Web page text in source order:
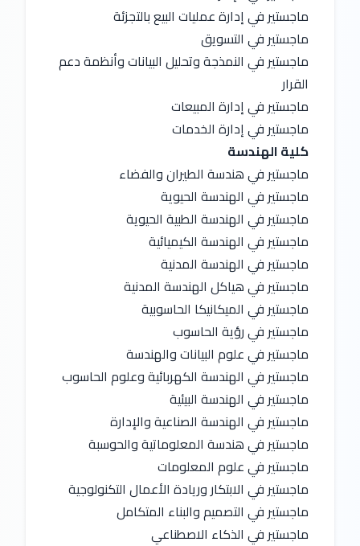
ماجستير في إدارة عمليات البيع بالتجزئة
ماجستير في التسويق
القرار
ماجستير في إدارة المبيعات
ماجستير في إدارة الخدمات
كلية الهندسة
ماجستير في هندسة الطيران والفضاء
ماجستير في الهندسة الحيوية
ماجستير في الهندسة الطبية الحيوية
ماجستير في الهندسة الكيميائية
ماجستير في الهندسة المدنية
ماجستير في هياكل الهندسة المدنية
ماجستير في الميكانيكا الحاسوبية
ماجستير في رؤية الحاسوب
ماجستير في علوم البيانات والهندسة
ماجستير في الهندسة الكهربائية وعلوم الحاسوب
ماجستير في الهندسة البيئية
ماجستير في الهندسة الصناعية والإدارة
ماجستير في هندسة المعلوماتية والحوسبة
ماجستير في علوم المعلومات
ماجستير في الابتكار وريادة الأعمال التكنولوجية
ماجستير في التصميم والبناء المتكامل
ماجستير في الذكاء الاصطناعي